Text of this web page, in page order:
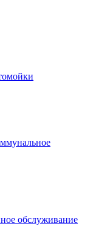
обслуживание